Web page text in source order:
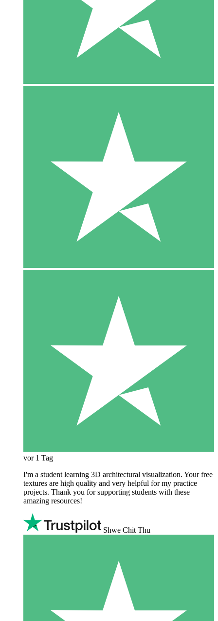
vor 1 Tag
I'm a student learning 3D architectural visualization. Your free
textures are high quality and very helpful for my practice
projects. Thank you for supporting students with these
amazing resources!
Shwe Chit Thu